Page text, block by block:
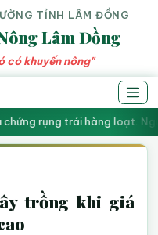
TỈNH LÂM ĐỒNG
Lâm Đồng
có khuyến nông"
rụng trái hàng loạt.
trồng khi giá